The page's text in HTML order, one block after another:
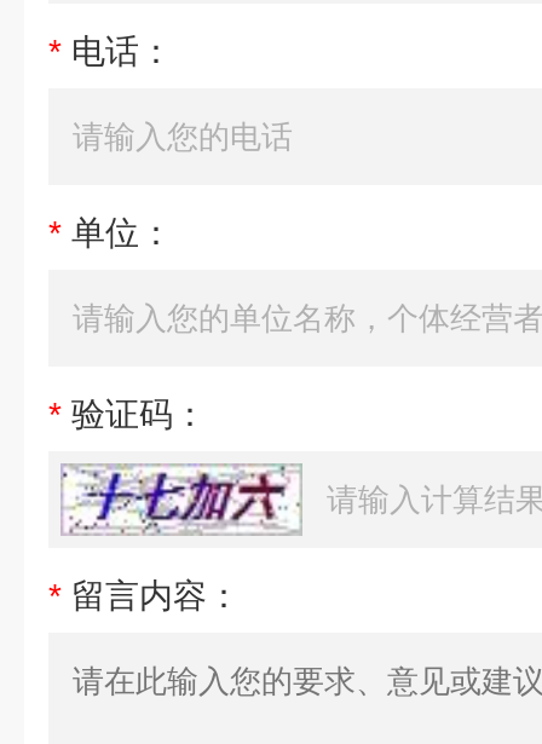
* 电话：
* 单位：
* 验证码：
* 留言内容：